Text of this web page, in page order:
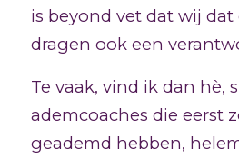
is beyond vet dat wij
dragen ook een
Te vaak, vind ik dan hè,
ademcoaches die eerst
geademd hebben,